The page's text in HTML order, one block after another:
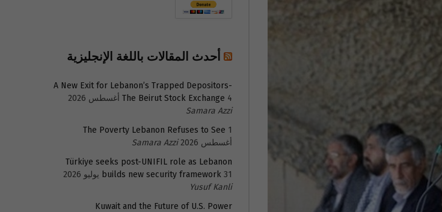
أحدث المقالات باللغة الإنجليزية
A New Exit for Lebanon’s Trapped Depositors-
The Beirut Stock Exchange 4 أغسطس 2026
Samara Azzi
The Poverty Lebanon Refuses to See 1
أغسطس 2026
Samara Azzi
Türkiye seeks post-UNIFIL role as Lebanon
builds new security framework 31 يوليو 2026
Yusuf Kanli
Kuwait and the Future of U.S. Power